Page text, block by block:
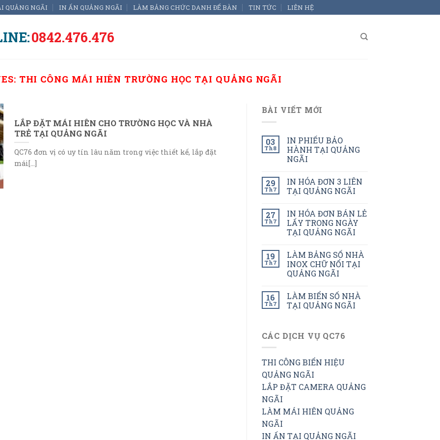
QUẢNG NGÃI IN ẤN QUẢNG NGÃI LÀM BẢNG CHỨC DANH ĐỂ BÀN TIN TỨC LIÊN HỆ
0842.476.476
THI CÔNG MÁI HIÊN TRƯỜNG HỌC TẠI QUẢNG NGÃI
LẮP ĐẶT MÁI HIÊN CHO TRƯỜNG HỌC VÀ NHÀ
TRẺ TẠI QUẢNG NGÃI
QC76 đơn vị có uy tín lâu năm trong việc thiết kế, lắp đặt
mái[...]
BÀI VIẾT MỚI
03
Th8
IN PHIẾU BẢO
HÀNH TẠI QUẢNG
NGÃI
29
Th7
IN HÓA ĐƠN 3 LIÊN
TẠI QUẢNG NGÃI
27
Th7
IN HÓA ĐƠN BÁN LẺ
LẤY TRONG NGÀY
TẠI QUẢNG NGÃI
19
Th7
LÀM BẢNG SỐ NHÀ
INOX CHỮ NỔI TẠI
QUẢNG NGÃI
16
Th7
LÀM BIỂN SỐ NHÀ
TẠI QUẢNG NGÃI
CÁC DỊCH VỤ QC76
THI CÔNG BIỂN HIỆU
QUẢNG NGÃI
LẮP ĐẶT CAMERA QUẢNG
NGÃI
LÀM MÁI HIÊN QUẢNG
NGÃI
IN ẤN TẠI QUẢNG NGÃI